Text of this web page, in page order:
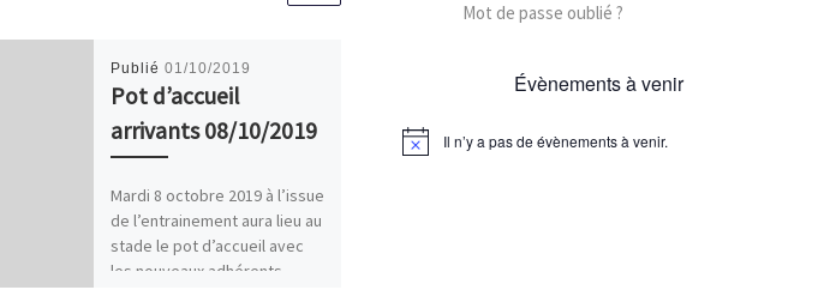
Publié 01/10/2019
Pot d’accueil
arrivants 08/10/2019
Mardi 8 octobre 2019 à l’issue
de l’entrainement aura lieu au
stade le pot d’accueil avec
les nouveaux adhérents.
Information
entraînements
Mot de passe oublié ?
Évènements à venir
Il n’y a pas de évènements à venir.